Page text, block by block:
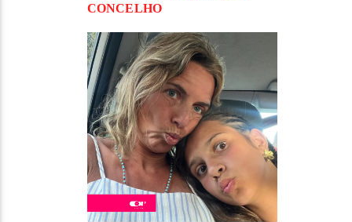
CONCELHO